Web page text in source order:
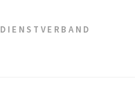
DIENSTVERBAND